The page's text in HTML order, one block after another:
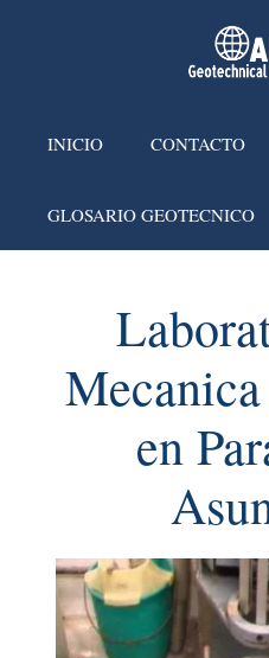
INICIO CONTACTO
GLOSARIO GEOTECNICO
en